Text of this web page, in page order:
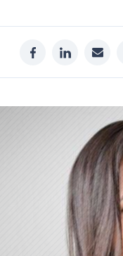
facebooklinkedinmail